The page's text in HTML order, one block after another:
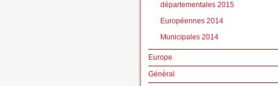
départementales 2015
Européennes 2014
Municipales 2014
Europe
Général